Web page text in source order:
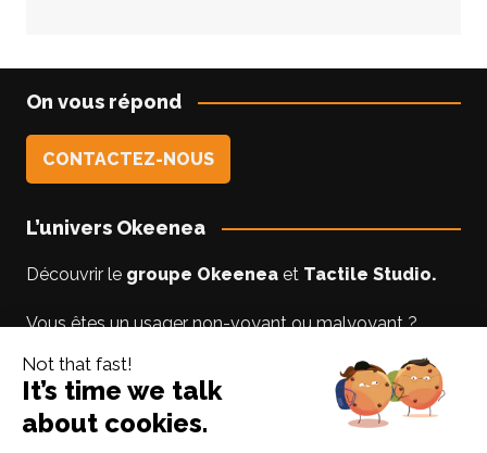
On vous répond
CONTACTEZ-NOUS
L’univers Okeenea
Découvrir le groupe Okeeneaet Tactile Studio.
Vous êtes un usager non-voyant ou malyoyant ?
experte accessibilité.
Suivez-nous